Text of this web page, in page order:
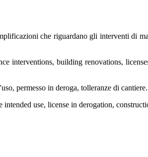
che riguardano gli interventi di
interventions, building renovations,
permesso in deroga, tolleranze di cantiere.
use, license in derogation,